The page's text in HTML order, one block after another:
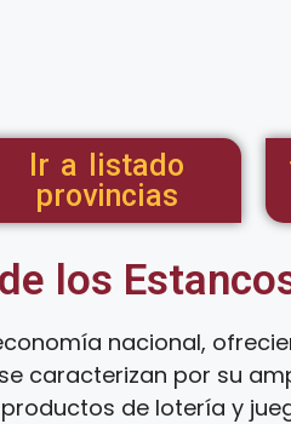
Ir a listado
provincias
los
nacional,
caracterizan por su
de lotería y